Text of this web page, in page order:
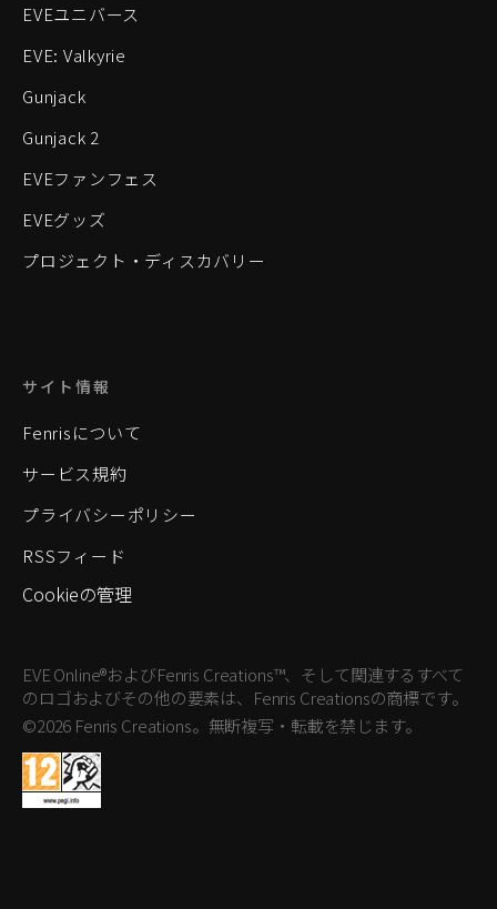
EVEユニバース
EVE: Valkyrie
Gunjack
Gunjack 2
EVEファンフェス
EVEグッズ
プロジェクト・ディスカバリー
サイト情報
Fenrisについて
サービス規約
プライバシーポリシー
RSSフィード
Cookieの管理
EVE Online®およびFenris Creations™、そして関連するすべて
のロゴおよびその他の要素は、Fenris Creationsの商標です。
©2026 Fenris Creations。無断複写・転載を禁じます。